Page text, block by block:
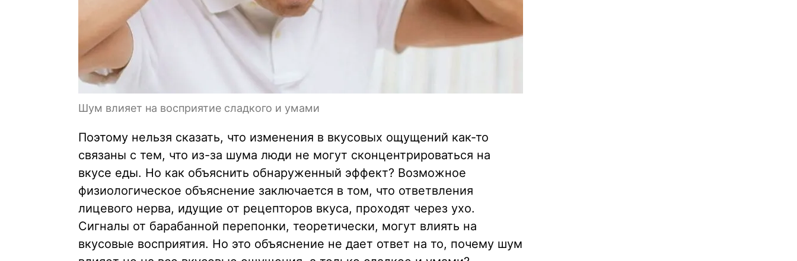
Шум влияет на восприятие сладкого и умами
Поэтому нельзя сказать, что изменения в вкусовых ощущений как-то
связаны с тем, что из-за шума люди не могут сконцентрироваться на
вкусе еды. Но как объяснить обнаруженный эффект? Возможное
физиологическое объяснение заключается в том, что ответвления
лицевого нерва, идущие от рецепторов вкуса, проходят через ухо.
Сигналы от барабанной перепонки, теоретически, могут влиять на
вкусовые восприятия. Но это объяснение не дает ответ на то, почему шум